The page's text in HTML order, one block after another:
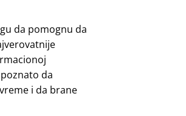
da pomognu da
da
i da brane